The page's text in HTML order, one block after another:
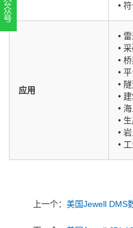
•
应用
•
•
•
•
•
•
•
•
•
•
上一个： 美国Jewell DMS
扫一扫，关注官方账号